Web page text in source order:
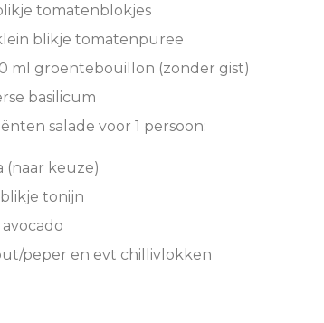
tomatenblokjes
blikje tomatenpuree
ml groentebouillon (zonder gist)
basilicum
salade voor 1 persoon:
(naar keuze)
tonijn
peper en evt chillivlokken